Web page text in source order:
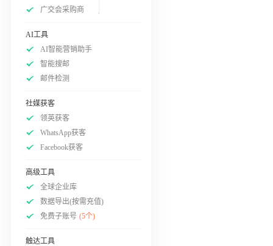
广交会采购商
AI工具
AI智能营销助手
智能搜邮
邮件检测
社媒获客
领英获客
WhatsApp获客
Facebook获客
高级工具
全球企业库
数据导出(按需充值)
免费子账号 (5个)
触达工具